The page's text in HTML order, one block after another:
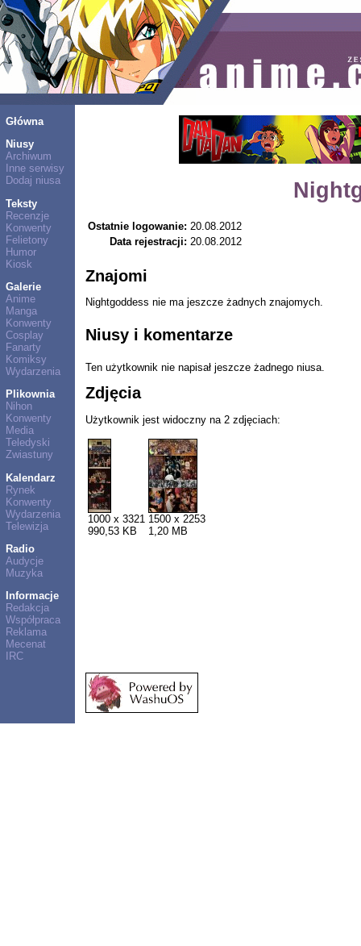
Główna
Niusy
Archiwum
Inne serwisy
Dodaj niusa
Teksty
Recenzje
Konwenty
Felietony
Humor
Kiosk
Galerie
Anime
Manga
Konwenty
Cosplay
Fanarty
Komiksy
Wydarzenia
Plikownia
Nihon
Konwenty
Media
Teledyski
Zwiastuny
Kalendarz
Rynek
Konwenty
Wydarzenia
Telewizja
Radio
Audycje
Muzyka
Informacje
Redakcja
Współpraca
Reklama
Mecenat
IRC
Ostatnie logowanie: 20.08.2012
Data rejestracji: 20.08.2012
Znajomi
Nightgoddess nie ma jeszcze żadnych znajomych.
Niusy i komentarze
Ten użytkownik nie napisał jeszcze żadnego niusa.
Zdjęcia
Użytkownik jest widoczny na 2 zdjęciach:
1000 x 3321
990,53 KB
1500 x 2253
1,20 MB